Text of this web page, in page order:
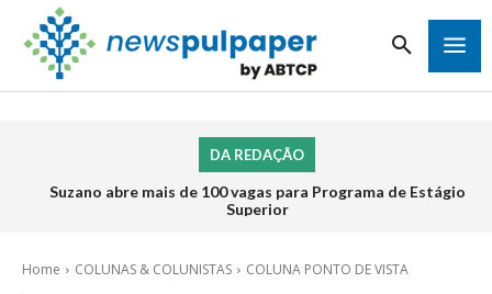
DA REDAÇÃO
Suzano abre mais de 100 vagas para Programa de Estágio
Superior
Home COLUNAS & COLUNISTAS COLUNA PONTO DE VISTA